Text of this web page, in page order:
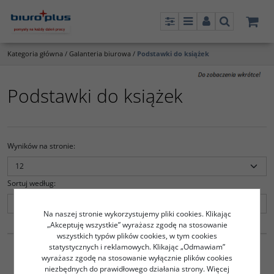
PanelMenuPanelSzukaj
Kategoria główna / Galanteria biurowa / Podstawki do książek
Podstawki do książek
Wyników na stronie:
Sortuj według:
Stojak na książki Q-CONNECT metalowy czarny (2 sztuki)
26.20PLN
Na naszej stronie wykorzystujemy pliki cookies. Klikając
„Akceptuję wszystkie” wyrażasz zgodę na stosowanie
wszystkich typów plików cookies, w tym cookies
statystycznych i reklamowych. Klikając „Odmawiam”
wyrażasz zgodę na stosowanie wyłącznie plików cookies
niezbędnych do prawidłowego działania strony. Więcej